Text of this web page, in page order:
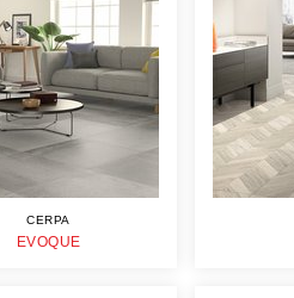
CERPA
EVOQUE